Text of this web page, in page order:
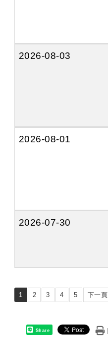
2026-08-03
2026-08-01
2026-07-30
1 2 3 4 5 下一頁
Share